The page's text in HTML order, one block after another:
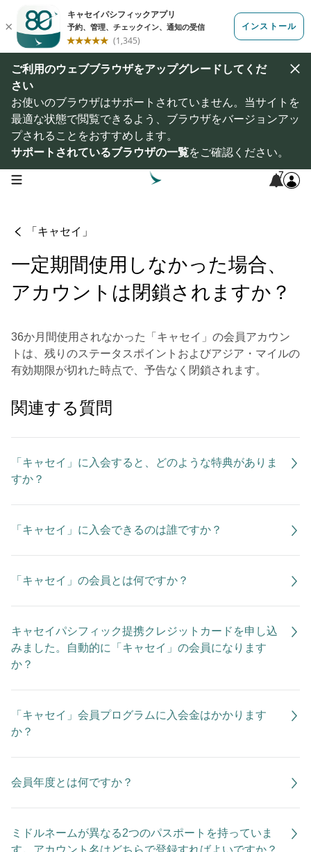
ご利用のウェブブラウザをアップグレードしてくだ
さい
お使いのブラウザはサポートされていません。当サイトを
最適な状態で閲覧できるよう、ブラウザをバージョンアッ
プされることをおすすめします。
サポートされているブラウザの一覧をご確認ください。
open navigation menu 7
「キャセイ」
一定期間使用しなかった場合、
アカウントは閉鎖されますか？
36か月間使用されなかった「キャセイ」の会員アカウン
トは、残りのステータスポイントおよびアジア・マイルの
有効期限が切れた時点で、予告なく閉鎖されます。
関連する質問
「キャセイ」に入会すると、どのような特典がありま
すか？
「キャセイ」に入会できるのは誰ですか？
「キャセイ」の会員とは何ですか？
キャセイパシフィック提携クレジットカードを申し込
みました。自動的に「キャセイ」の会員になります
か？
「キャセイ」会員プログラムに入会金はかかります
か？
会員年度とは何ですか？
ミドルネームが異なる2つのパスポートを持っていま
す。アカウント名はどちらで登録すればよいですか？